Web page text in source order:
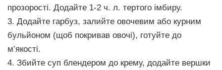
прозорості. Додайте 1-2 ч. л. тертого імбиру.
3. Додайте гарбуз, залийте овочевим або курним
бульйоном (щоб покривав овочі), готуйте до
м’якості.
4. Збийте суп блендером до крему, додайте вершки